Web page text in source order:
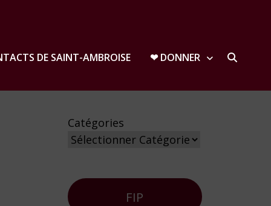
DE SAINT-AMBROISE ❤︎ DONNER
Catégories
FIP